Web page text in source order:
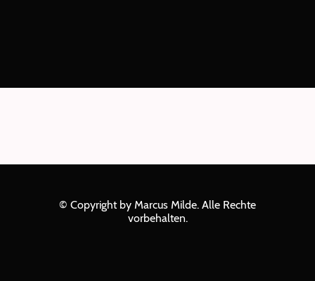
© Copyright by Marcus Milde. Alle Rechte
vorbehalten.